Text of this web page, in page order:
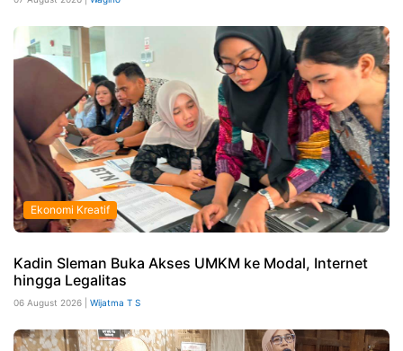
Ekonomi Kreatif
Kadin Sleman Buka Akses UMKM ke Modal, Internet
hingga Legalitas
06 August 2026 | Wijatma T S